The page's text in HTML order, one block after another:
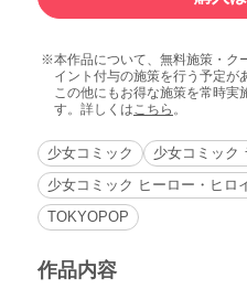
本作品について、無料施策・ク
イント付与の施策を行う予定が
この他にもお得な施策を常時
す。詳しくは こちら 。
少女コミック
少女コミック
少女コミック ヒーロー・ヒロ
TOKYOPOP
作品内容